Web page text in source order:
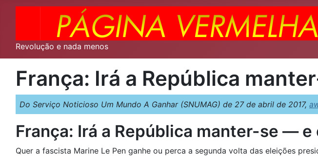
Revolução e nada menos
França: Irá a República
Do Serviço Noticioso Um Mundo A Ganhar (SNUMAG) de 27 de abril de 2017,
França: Irá a República manter-se — e
Quer a fascista Marine Le Pen ganhe ou perca a segunda volta das eleições